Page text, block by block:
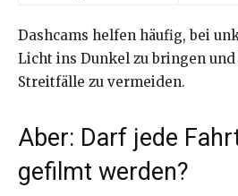
Dashcams helfen häufig, bei
Licht ins Dunkel zu bringen
Streitfälle zu vermeiden.
Aber: Darf jede
gefilmt werden?